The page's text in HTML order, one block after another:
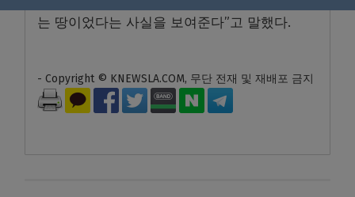
는 땅이었다는 사실을 보여준다”고 말했다.
- Copyright © KNEWSLA.COM, 무단 전재 및 재배포 금지